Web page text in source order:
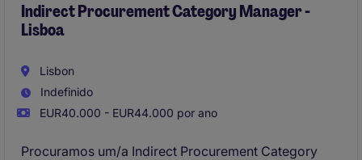
Indirect Procurement Category Manager -
Lisboa
Lisbon
Indefinido
EUR40.000 - EUR44.000 por ano
Procuramos um/a Indirect Procurement Category